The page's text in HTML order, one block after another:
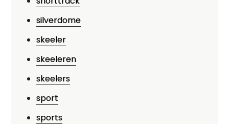
silverdome
skeeler
skeeleren
skeelers
sport
sports